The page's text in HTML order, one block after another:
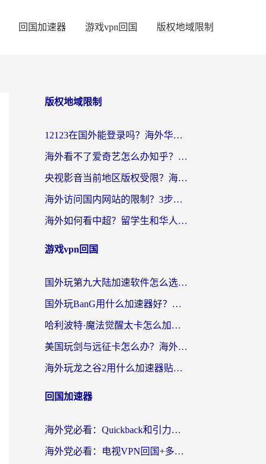
回国加速器 游戏vpn回国 版权地域限制
版权地域限制
12123在国外能登录吗？海外华人亲测有效的回国加速器选择指南
海外看不了爱奇艺怎么办知乎？留学生亲测有效的回国加速方案
央视影音当前地区版权受限？海外党看国内剧、追电视台的终极解决方案
海外访问国内网站的限制？3步教你无缝解锁国内资源（附实测最优工具）
海外如何看中超？留学生和华人的体育赛事观看终极指南（附欧洲杯奥运会观看技巧）
游戏vpn回国
国外玩第九大陆加速软件怎么选？2026终极指南帮你告别延迟卡顿
国外玩BanG用什么加速器好？海外玩家亲测的国服游戏加速终极方案
哈利波特·魔法觉醒太卡怎么加速？海外党亲测有效的国服游戏加速指南
美国玩剑与远征卡怎么办？海外党亲测有效的国服游戏加速指南
海外玩龙之谷2用什么加速器贴吧？老玩家实测推荐，附新加坡猎魂觉醒国外剑与远征加速攻略
回国加速器
海外党必看：Quickback和引力好用吗？3分钟搞懂回国加速器怎么选
海外党必看：电视VPN回国+多设备无缝访问国内资源的实用指南